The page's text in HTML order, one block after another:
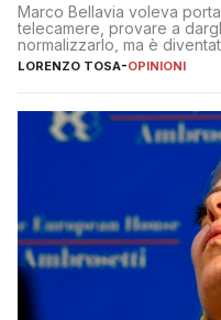
Marco Bellavia voleva
telecamere, provare a
normalizzarlo, ma è
copione
LORENZO TOSA-OPINIONI